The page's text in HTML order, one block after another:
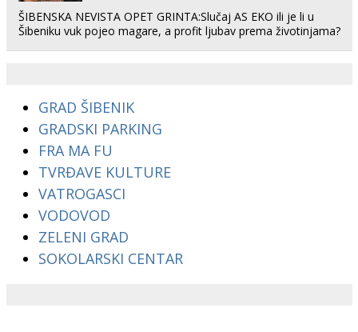
ŠIBENSKA NEVISTA OPET GRINTA:Slučaj AS EKO ili je li u
Šibeniku vuk pojeo magare, a profit ljubav prema životinjama?
GRAD ŠIBENIK
GRADSKI PARKING
FRA MA FU
TVRĐAVE KULTURE
VATROGASCI
VODOVOD
ZELENI GRAD
SOKOLARSKI CENTAR